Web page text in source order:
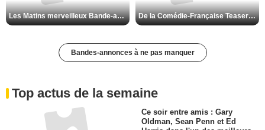
Les Matins merveilleux Bande-annonce VF De la Comédie-Française Teaser VF
Bandes-annonces à ne pas manquer
Top actus de la semaine
Ce soir entre amis : Gary
Oldman, Sean Penn et Ed